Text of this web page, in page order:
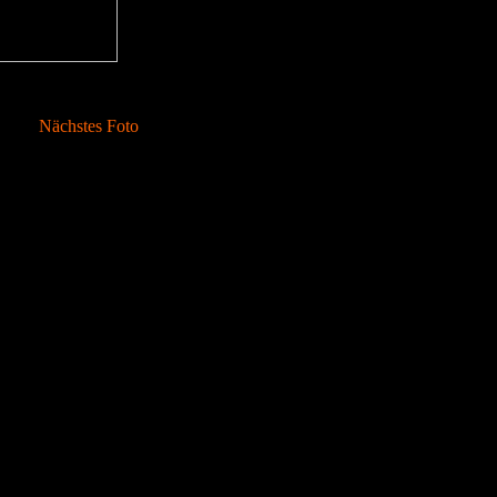
Nächstes Foto